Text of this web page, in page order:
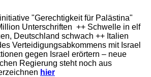
"Gerechtigkeit für Palästina"
Unterschriften ++ Schwelle in elf
Deutschland schwach ++ Italien
Verteidigungsabkommens mit Israel
gegen Israel erörtern – neue
Regierung steht noch aus
hier